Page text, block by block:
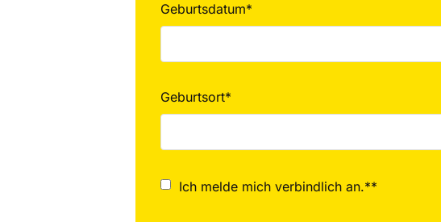
Geburtsdatum*
Geburtsort*
Ich melde mich verbindlich an.**